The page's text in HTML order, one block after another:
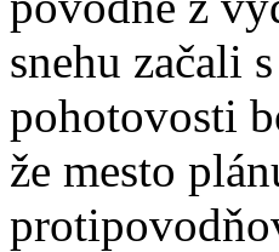
snehu začali
pohotovosti
že mesto